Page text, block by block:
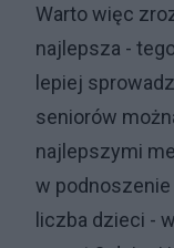
Warto więc
najlepsza -
lepiej
seniorów
najlepszymi
w
liczba dzieci -